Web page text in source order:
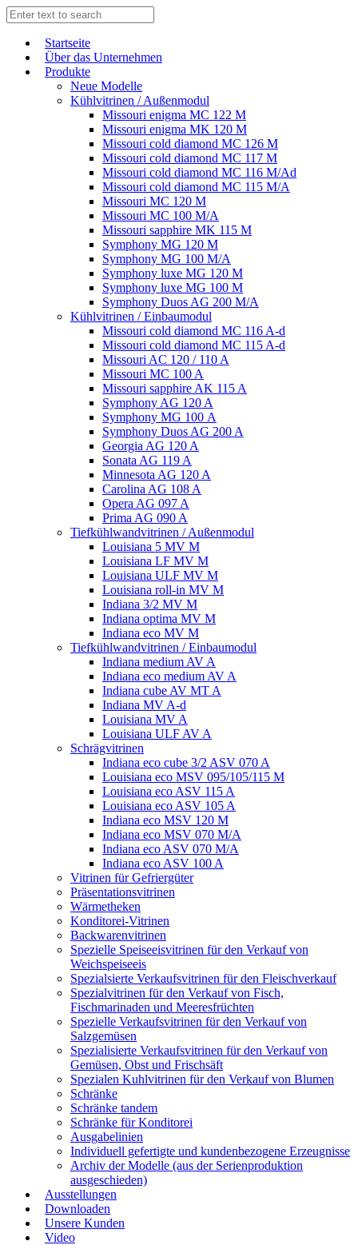
Start­sei­te
Über das Unternehmen
Produkte
Neue Modelle
Kühlvitrinen / Außenmodul
Missouri enigma MC 122 M
Missouri enigma MK 120 M
Missouri cold diamond MC 126 M
Missouri cold diamond MC 117 M
Missouri cold diamond MC 116 M/Ad
Missouri cold diamond MC 115 M/A
Missouri MC 120 M
Missouri MC 100 M/A
Missouri sapphire MK 115 M
Symphony MG 120 M
Symphony MG 100 M/А
Symphony luxe MG 120 M
Symphony luxe MG 100 M
Symphony Duos AG 200 M/A
Kühlvitrinen / Einbaumodul
Missouri cold diamond MC 116 A-d
Missouri cold diamond MC 115 A-d
Missouri AC 120 / 110 A
Missouri MC 100 A
Missouri sapphire AK 115 A
Symphony AG 120 A
Symphony MG 100 А
Symphony Duos AG 200 A
Georgia AG 120 A
Sonata AG 119 A
Minnesota AG 120 A
Carolina AG 108 A
Opera AG 097 A
Prima AG 090 A
Tiefkühlwandvitrinen / Außenmodul
Louisiana 5 MV M
Louisiana LF MV M
Louisiana ULF MV M
Louisiana roll-in MV M
Indiana 3/2 MV M
Indiana optima MV M
Indiana eco MV M
Tiefkühlwandvitrinen / Einbaumodul
Indiana medium AV A
Indiana eco medium AV A
Indiana cube AV MT A
Indiana MV A-d
Louisiana MV A
Louisiana ULF AV A
Schrägvitrinen
Indiana eco cube 3/2 ASV 070 A
Louisiana eco MSV 095/105/115 M
Louisiana eco ASV 115 A
Louisiana eco ASV 105 A
Indiana eco MSV 120 M
Indiana eco MSV 070 M/A
Indiana eco ASV 070 M/A
Indiana eco ASV 100 A
Vitrinen für Gefriergüter
Präsentationsvitrinen
Wärmetheken
Konditorei-Vitrinen
Backwarenvitrinen
Spezielle Speiseeisvitrinen für den Verkauf von
Weichspeiseeis
Spezialsierte Verkaufsvitrinen für den Fleischverkauf
Spezialvitrinen für den Verkauf von Fisch,
Fischmarinaden und Meeresfrüchten
Spezielle Verkaufsvitrinen für den Verkauf von
Salzgemüsen
Spezialisierte Verkaufsvitrinen für den Verkauf von
Gemüsen, Obst und Frischsäft
Spezialen Kuhlvitrinen für den Verkauf von Blumen
Schränke
Schränke tandem
Schränke für Konditorei
Ausgabelinien
Individuell gefertigte und kundenbezogene Erzeugnisse
Archiv der Modelle (aus der Serienproduktion
ausgeschieden)
Ausstellungen
Downloaden
Unsere Kunden
Video